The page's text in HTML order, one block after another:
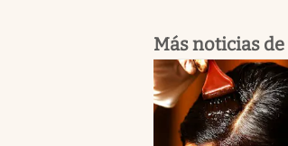
Más noticias de